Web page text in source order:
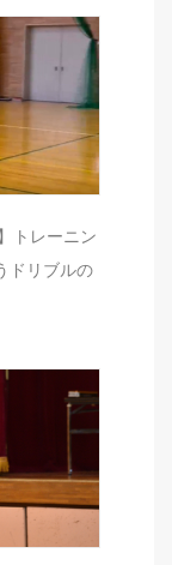
トレーニン
ドリブルの